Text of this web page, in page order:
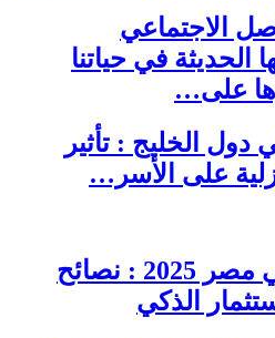
الاجتماعي
الحديثة في حياتنا
على…
دول الخليج : تأثير
على الأسر…
العقارات في مصر 2025 : نصائح
الذكي